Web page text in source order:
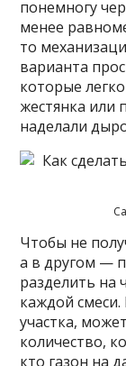
понемногу
менее
то
варианта
которые
жестянка или
наделали
Чтобы не
а в другом —
разделить на
каждой
участка,
количество,
кто газон на